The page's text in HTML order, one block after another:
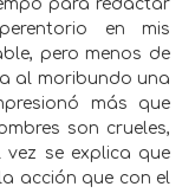
para redactar
en mis
pero menos de
al moribundo una
más que
son crueles,
se explica que
acción que con el